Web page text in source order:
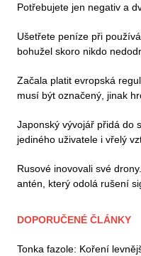
Potřebujete jen negativ a
Ušetřete peníze při
bohužel skoro nikdo
Začala platit evropská
musí být označený, jinak
Japonský vývojář přidá do
jediného uživatele i vřelý
Rusové inovovali své
antén, který odolá rušení
DOPORUČENÉ ČLÁNKY
Tonka fazole: Koření